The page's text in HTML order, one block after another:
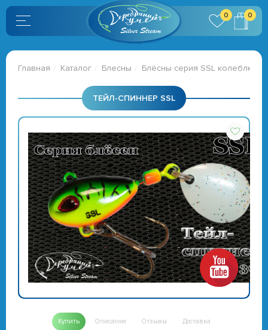
0
0
Главная Каталог Блесны Блёсны серия SSL
ТЕЙЛ-СПИННЕР SSL
Купить Описание Отзывы Доставка